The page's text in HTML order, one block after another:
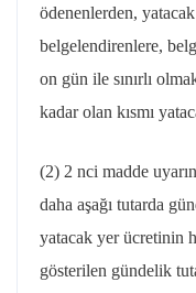
ödenenlerden,
belgelendirenlere,
on gün ile sınırlı
kadar olan kısmı
(2) 2 nci madde
daha aşağı tutarda
yatacak yer ücretinin
gösterilen gündelik